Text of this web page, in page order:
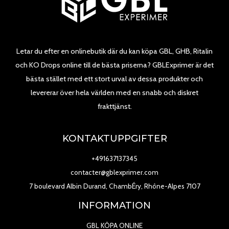
Letar du efter en onlinebutik där du kan köpa GBL, GHB, Ritalin
och KO Drops online till de bästa priserna? GBLExprimer är det
bästa stället med ett stort urval av dessa produkter och
levererar över hela världen med en snabb och diskret
frakttjänst.
KONTAKTUPPGIFTER
+491637137345
contacter@gblexprimer.com
7 boulevard Albin Durand, ChambÉry, Rhône-Alpes 7107
INFORMATION
GBL KÖPA ONLINE